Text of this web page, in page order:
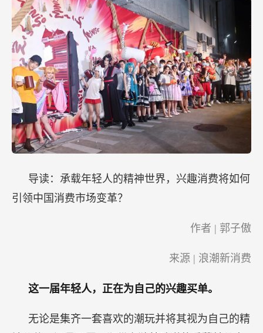
「魔
力」？
导读：承载年轻人的精神世界，兴趣消费将如何
引领中国消费市场变革？
作者 | 郭子傲
来源 | 浪潮新消费
这一届年轻人，正在为自己的兴趣买单。
无论是集齐一套喜欢的潮玩并将其视为自己的精